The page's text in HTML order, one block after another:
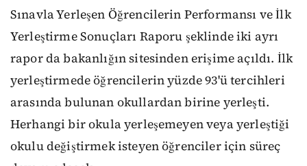
Sınavla Yerleşen Öğrencilerin Performansı ve İlk
Yerleştirme Sonuçları Raporu şeklinde iki ayrı
rapor da bakanlığın sitesinden erişime açıldı. İlk
yerleştirmede öğrencilerin yüzde 93'ü tercihleri
arasında bulunan okullardan birine yerleşti.
Herhangi bir okula yerleşemeyen veya yerleştiği
okulu değiştirmek isteyen öğrenciler için süreç